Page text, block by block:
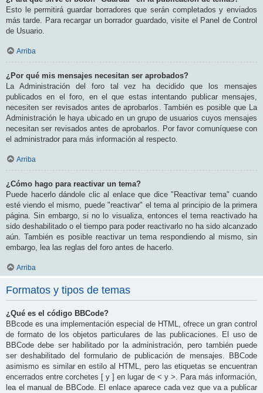
Esto le permitirá guardar borradores que serán completados y enviados
más tarde. Para recargar un borrador guardado, visite el Panel de Control
de Usuario.
Arriba
¿Por qué mis mensajes necesitan ser aprobados?
La Administración del foro tal vez ha decidido que los mensajes
publicados en el foro, en el que estas intentando publicar mensajes,
necesiten ser revisados antes de aprobarlos. También es posible que La
Administración le haya ubicado en un grupo de usuarios cuyos mensajes
necesitan ser revisados antes de aprobarlos. Por favor comuníquese con
el administrador para más información al respecto.
Arriba
¿Cómo hago para reactivar un tema?
Puede hacerlo dándole clic al enlace que dice "Reactivar tema" cuando
esté viendo el mismo, puede "reactivar" el tema al principio de la primera
página. Sin embargo, si no lo visualiza, entonces el tema reactivado ha
sido deshabilitado o el tiempo para poder reactivarlo no ha sido alcanzado
aún. También es posible reactivar un tema respondiendo al mismo, sin
embargo, lea las reglas del foro antes de hacerlo.
Arriba
Formatos y tipos de temas
¿Qué es el código BBCode?
BBcode es una implementación especial de HTML, ofrece un gran control
de formato de los objetos particulares de las publicaciones. El uso de
BBCode debe ser habilitado por la administración, pero también puede
ser deshabilitado del formulario de publicación de mensajes. BBCode
asimismo es similar en estilo al HTML, pero las etiquetas se encuentran
encerrados entre corchetes [ y ] en lugar de < y >. Para más información,
lea el manual de BBCode. El enlace aparece cada vez que va a publicar